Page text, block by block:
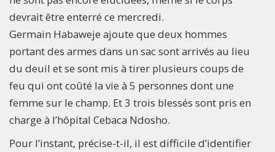
devrait être enterré ce mercredi.
Germain Habaweje ajoute que deux hommes
portant des armes dans un sac sont arrivés au lieu
du deuil et se sont mis à tirer plusieurs coups de
feu qui ont coûté la vie à 5 personnes dont une
femme sur le champ. Et 3 trois blessés sont pris en
charge à l’hôpital Cebaca Ndosho.
Pour l’instant, précise-t-il, il est difficile d’identifier